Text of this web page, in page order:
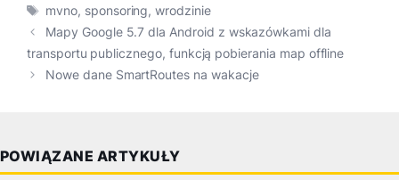
Tagi
mvno, sponsoring,wrodzinie
Mapy Google 5.7 dla Android z wskazówkami dla
transportu publicznego, funkcją pobierania map offline
Nowe dane SmartRoutes na wakacje
POWIĄZANE ARTYKUŁY